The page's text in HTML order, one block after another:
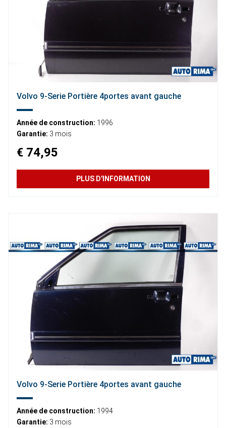
Volvo 9-Serie Portière 4portes avant gauche
Année de construction: 1996
Garantie: 3 mois
€ 74,95
PLUS D'INFORMATION
Volvo 9-Serie Portière 4portes avant gauche
Année de construction: 1994
Garantie: 3 mois